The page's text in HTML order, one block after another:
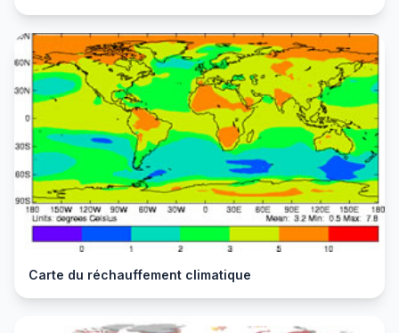
Carte du réchauffement climatique